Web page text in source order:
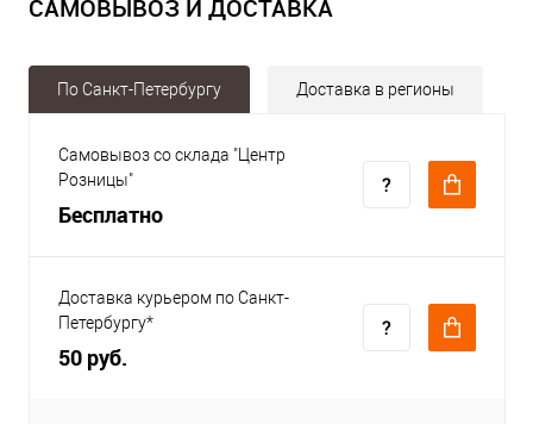
САМОВЫВОЗ И ДОСТАВКА
По Санкт-Петербургу Доставка в регионы
Самовывоз со склада "Центр
Розницы"
Бесплатно
Доставка курьером по Санкт-
Петербургу*
50 руб.